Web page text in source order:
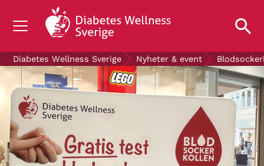
OM DIABETES
STÖD OSS
FORSKNING
NYHETER & EVENT
OM OSS
Diabetes Wellness Sverige Nyheter & event